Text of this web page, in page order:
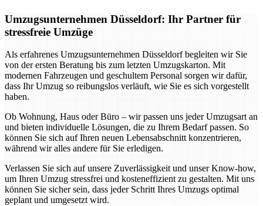
Umzugsunternehmen Düsseldorf: Ihr Partner für
stressfreie Umzüge
Als erfahrenes Umzugsunternehmen Düsseldorf begleiten wir Sie
von der ersten Beratung bis zum letzten Umzugskarton. Mit
modernen Fahrzeugen und geschultem Personal sorgen wir dafür,
dass Ihr Umzug so reibungslos verläuft, wie Sie es sich vorgestellt
haben.
Ob Wohnung, Haus oder Büro – wir passen uns jeder Umzugsart an
und bieten individuelle Lösungen, die zu Ihrem Bedarf passen. So
können Sie sich auf Ihren neuen Lebensabschnitt konzentrieren,
während wir alles andere für Sie erledigen.
Verlassen Sie sich auf unsere Zuverlässigkeit und unser Know-how,
um Ihren Umzug stressfrei und kosteneffizient zu gestalten. Mit uns
können Sie sicher sein, dass jeder Schritt Ihres Umzugs optimal
geplant und umgesetzt wird.